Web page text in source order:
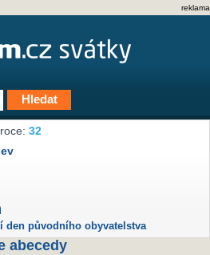
reklama
32
den původního obyvatelstva
abecedy